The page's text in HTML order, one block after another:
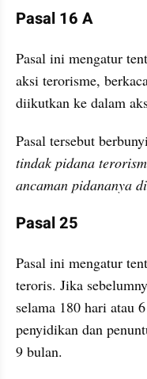
Pasal 16 A
Pasal ini mengatur
aksi terorisme,
diikutkan ke dalam
Pasal tersebut
tindak pidana
ancaman pidananya
Pasal 25
Pasal ini mengatur
teroris. Jika
selama 180 hari atau
penyidikan dan
9 bulan.